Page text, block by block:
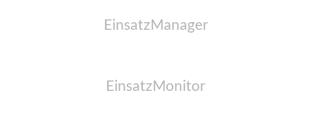
EinsatzManager
EinsatzMonitor